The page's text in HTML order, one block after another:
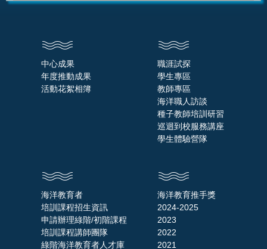
中心成果
年度推動成果
活動花絮相簿
職涯試探
學生專區
教師專區
海洋職人訪談
種子教師培訓研習
巡迴到校服務講座
學生體驗營隊
海洋教育者
培訓課程招生資訊
申請辦理綠階/初階課程
培訓課程講師團隊
綠階海洋教育者人才庫
海洋教育推手獎
2024-2025
2023
2022
2021